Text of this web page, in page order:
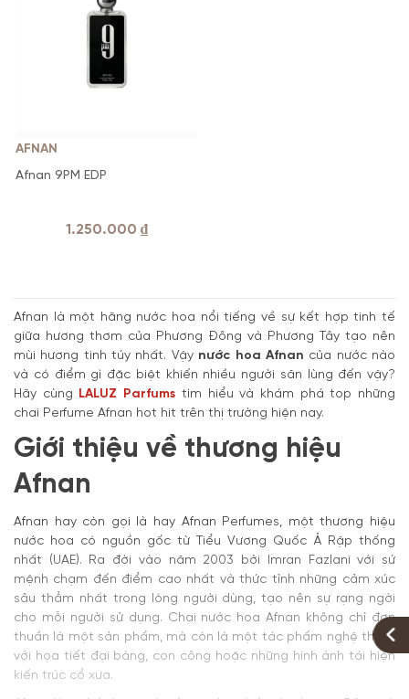
AFNAN
Afnan 9PM EDP
1.250.000 ₫
Afnan là một hãng nước hoa nổi tiếng về sự kết hợp tinh tế
giữa hương thơm của Phương Đông và Phương Tây tạo nên
mùi hương tinh túy nhất. Vậy nước hoa Afnan của nước nào
và có điểm gì đặc biệt khiến nhiều người săn lùng đến vậy?
Hãy cùng LALUZ Parfums tìm hiểu và khám phá top những
chai Perfume Afnan hot hit trên thị trường hiện nay.
Giới thiệu về thương hiệu
Afnan
Afnan hay còn gọi là hay Afnan Perfumes, một thương hiệu
nước hoa có nguồn gốc từ Tiểu Vương Quốc Ả Rập thống
nhất (UAE). Ra đời vào năm 2003 bởi Imran Fazlani với sứ
mệnh chạm đến điểm cao nhất và thức tỉnh những cảm xúc
sâu thẳm nhất trong lòng người dùng, tạo nên sự rạng ngời
cho mỗi người sử dụng. Chai nước hoa Afnan không chỉ đơn
thuần là một sản phẩm, mà còn là một tác phẩm nghệ thuật
với họa tiết đại bàng, con công hoặc những hình ảnh tái hiện
kiến trúc cổ xưa.